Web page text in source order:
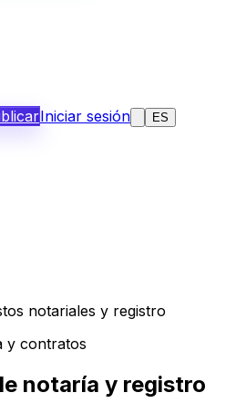
Iniciar sesión ES
notariales y registro
y contratos
notaría y registro